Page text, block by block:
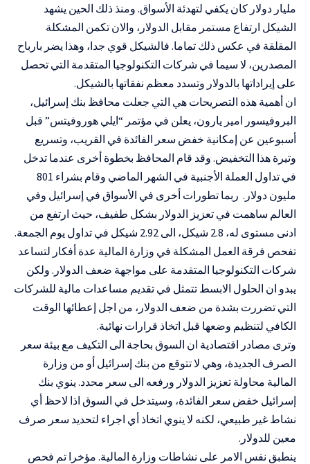
مليار دولار كان يكفي لتهدئة الأسواق. ومنذ ذلك الحين يشهد
الشيكل ارتفاع مستمر مقابل الدولار، والان تكمن المشكلة
المقلقة في عكس ذلك تماما. فالشيكل قوي جدا، وهذا يضر بارباح
المصدرين، لا سيما في شركات التكنولوجيا المتقدمة التي تحصل
على إيراداتها بالدولار وتسدد معظم نفقاتها بالشيكل.
ان أهمية هذه التصريحات هي التي جعلت محافظ بنك إسرائيل،
البروفيسور امير يارون، يعلن في مؤتمر “ايلي هوروفيتس” قبل
أسبوعين عن إمكانية خفض سعر الفائدة في القريب، وتسريع
وتيرة هذا التخفيض. وقد قام المحافظ بخطوة أخرى عندما تدخل
في تداول العملة الأجنبية في الشهر الماضي وقام بشراء 801
مليون دولار. ربما تطورات أخرى في الأسواق في إسرائيل وفي
العالم ساهمت في تعزيز الدولار بشكل طفيف، حيث ارتفع من
ادنى مستوى له، 2.8 شيكل، الى 2.92 شيكل في تداول يوم الجمعة.
تفحص فرقة العمل المشكلة في وزارة المالية عدة أفكار لتساعد
شركات التكنولوجيا المتقدمة على مواجهة ضعف الدولار. ولكن
يبدو ان الحلول الابسط تتمثل في تقديم مساعدات مالية للشركات
التي تضررت بشدة من ضعف الدولار، من اجل إعطائها الوقت
الكافي لتنظيم وضعها قبل اتخاذ قرارات نهائية.
وترى مصادر اقتصادية ان السوق بحاجة الى التكيف مع بيئة سعر
الصرف الجديدة، وهي لا تتوقع من بنك إسرائيل أو من وزارة
المالية محاولة تعزيز الدولار ورفعه الى سعر محدد. ينوي بنك
إسرائيل خفض سعر الفائدة، وسيتدخل في السوق اذا لاحظ أي
نشاط غير طبيعي، لكنه لا ينوي اتخاذ أي اجراء لتحديد سعر صرف
معين للدولار.
ينطبق نفس الامر على نشاطات وزارة المالية. مؤخرا تم فحص